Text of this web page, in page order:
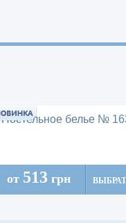
Постельное белье №
от 513 грн